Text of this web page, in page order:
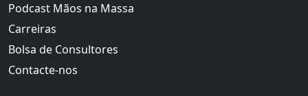
Podcast Mãos na Massa
Carreiras
Bolsa de Consultores
Contacte-nos